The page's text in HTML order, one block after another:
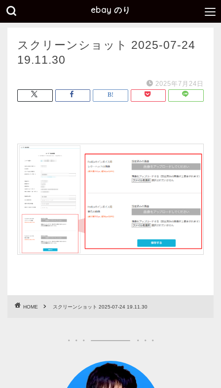
ebay のり
スクリーンショット 2025-07-24
19.11.30
2025年7月24日
HOME スクリーンショット 2025-07-24 19.11.30